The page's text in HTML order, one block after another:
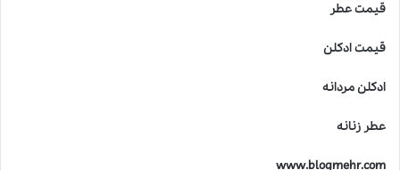
قیمت عطر
قیمت ادکلن
ادکلن مردانه
عطر زنانه
www.blogmehr.com